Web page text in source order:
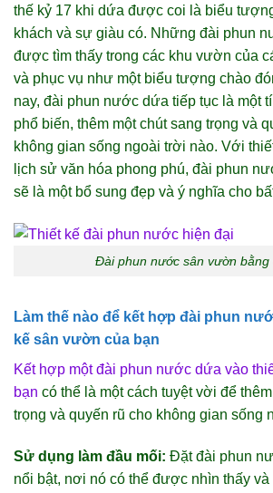
thế kỷ 17 khi dứa được coi là biểu
khách và sự giàu có. Những đài phun
được tìm thấy trong các khu vườn của
và phục vụ như một biểu tượng chào
nay, đài phun nước dứa tiếp tục là một
phổ biến, thêm một chút sang trọng và
không gian sống ngoài trời nào. Với
lịch sử văn hóa phong phú, đài phun
sẽ là một bổ sung đẹp và ý nghĩa cho
Đài phun nước sân vườn bằng
Làm thế nào để kết hợp đài phun
kế sân vườn của bạn
Kết hợp một đài phun nước dứa vào
bạn có thể là một cách tuyệt vời để
trọng và quyến rũ cho không gian sống
Sử dụng làm đầu mối: Đặt đài phun
nổi bật, nơi nó có thể được nhìn thấy và